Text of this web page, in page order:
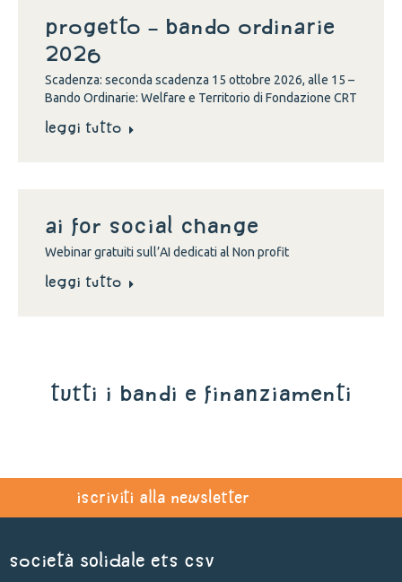
Progetto – Bando Ordinarie
2026
Scadenza: seconda scadenza 15 ottobre 2026, alle 15 –
Bando Ordinarie: Welfare e Territorio di Fondazione CRT
Leggi tutto
Ai for social change
Webinar gratuiti sull’AI dedicati al Non profit
Leggi tutto
tutti i bandi e finanziamenti
iscriviti alla newsletter
Società Solidale ets CSV